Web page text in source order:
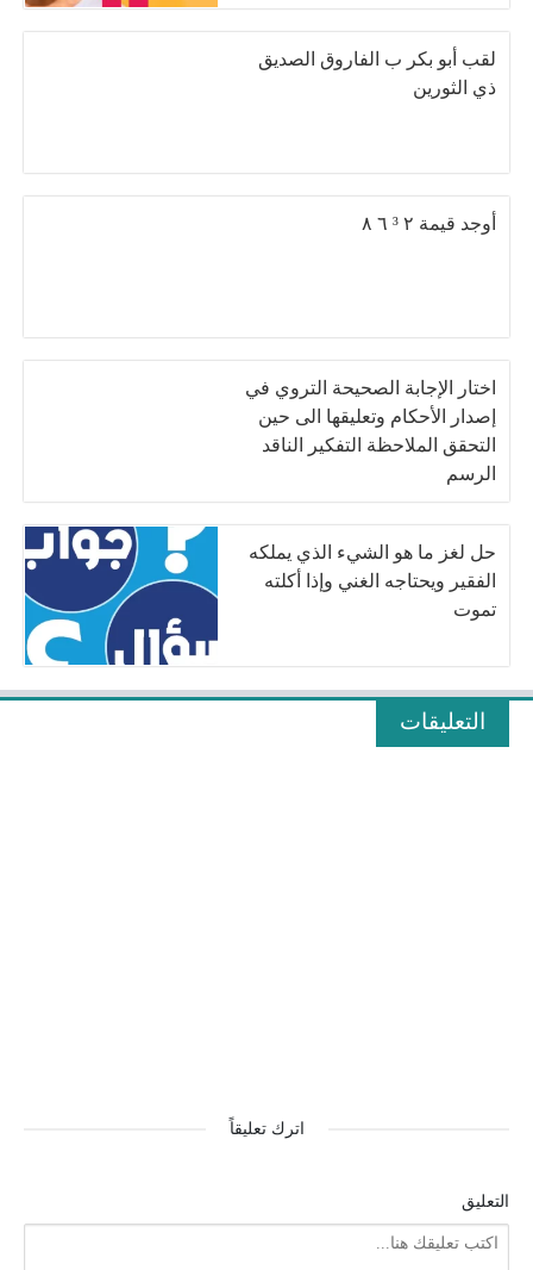
لقب أبو بكر ب الفاروق الصديق
ذي الثورين
أوجد قيمة ٢ ³ ٦ ٨
اختار الإجابة الصحيحة التروي في
إصدار الأحكام وتعليقها الى حين
التحقق الملاحظة التفكير الناقد
الرسم
حل لغز ما هو الشيء الذي يملكه
الفقير ويحتاجه الغني وإذا أكلته
تموت
التعليقات
اترك تعليقاً
التعليق